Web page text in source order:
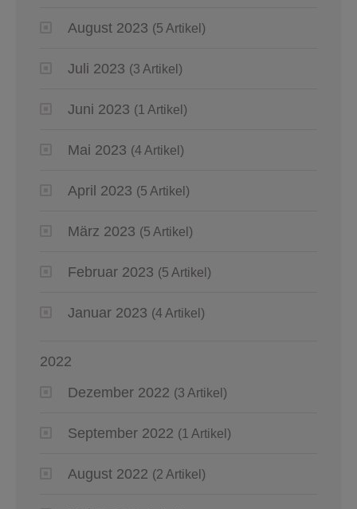
August 2023 (5 Artikel)
Juli 2023 (3 Artikel)
Juni 2023 (1 Artikel)
Mai 2023 (4 Artikel)
April 2023 (5 Artikel)
März 2023 (5 Artikel)
Februar 2023 (5 Artikel)
Januar 2023 (4 Artikel)
2022
Dezember 2022 (3 Artikel)
September 2022 (1 Artikel)
August 2022 (2 Artikel)